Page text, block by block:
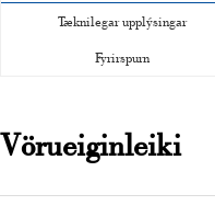
Tæknilegar upplýsingar
Fyrirspurn
Vörueiginleiki